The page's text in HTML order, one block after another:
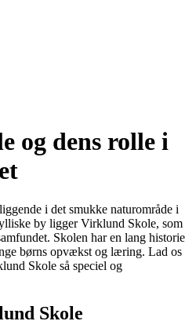
og dens rolle i
i det smukke naturområde i
by ligger Virklund Skole, som
Skolen har en lang historie
børns opvækst og læring. Lad os
Skole så speciel og
Skole